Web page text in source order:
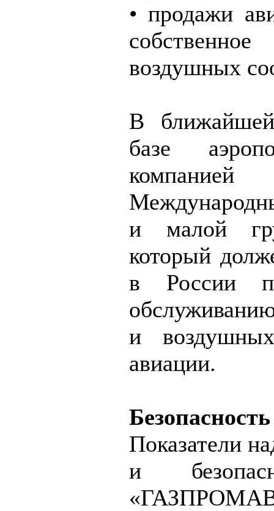
• продажи
воздушных
В
базе
и малой
который
в России
и
авиации.
Показатели
и